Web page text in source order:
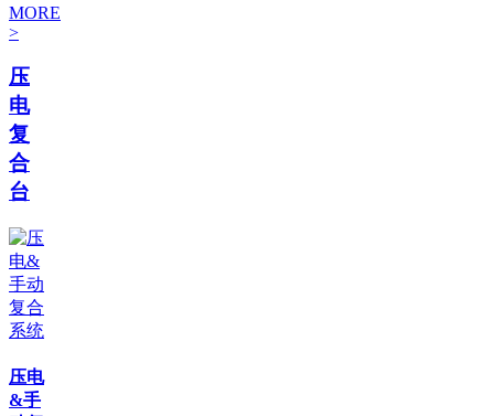
MORE
>
压
电
复
合
台
压电
&手